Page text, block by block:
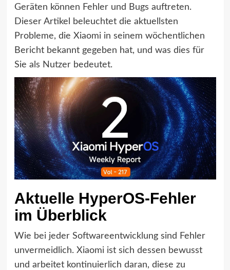
Geräten können Fehler und Bugs auftreten.
Dieser Artikel beleuchtet die aktuellsten
Probleme, die Xiaomi in seinem wöchentlichen
Bericht bekannt gegeben hat, und was dies für
Sie als Nutzer bedeutet.
Aktuelle HyperOS-Fehler
im Überblick
Wie bei jeder Softwareentwicklung sind Fehler
unvermeidlich. Xiaomi ist sich dessen bewusst
und arbeitet kontinuierlich daran, diese zu